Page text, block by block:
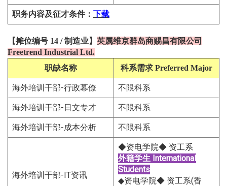
职务内容及征才条件： 下载
【摊位编号 14 /制造业】 英属维京群岛商赐昌有限公司
Freetrend Industrial Ltd.
职缺名称
科系需求 Preferred Major
海外培训干部-行政幕僚 不限科系
海外培训干部-日文专才 不限科系
海外培训干部-成本分析 不限科系
海外培训干部-IT资讯
◆资电学院◆ 资工系
外籍学生 International
Students
◆资电学院◆ 资工系(香